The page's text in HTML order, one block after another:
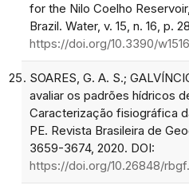
for the Nilo Coelho
Brazil. Water, v. 15, n. 16, p.
https://doi.org/10.3390/
SOARES, G. A. S.;
avaliar os padrões hídricos
Caracterização fisiográfica
PE. Revista Brasileira de
3659-3674, 2020. DOI:
https://doi.org/10.26848/